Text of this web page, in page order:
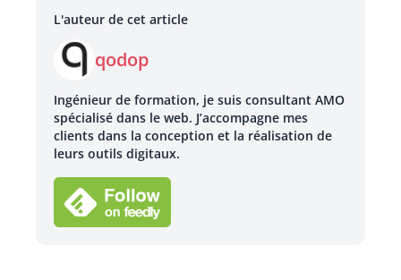
L'auteur de cet article
qodop
Ingénieur de formation, je suis consultant AMO
spécialisé dans le web. J’accompagne mes
clients dans la conception et la réalisation de
leurs outils digitaux.